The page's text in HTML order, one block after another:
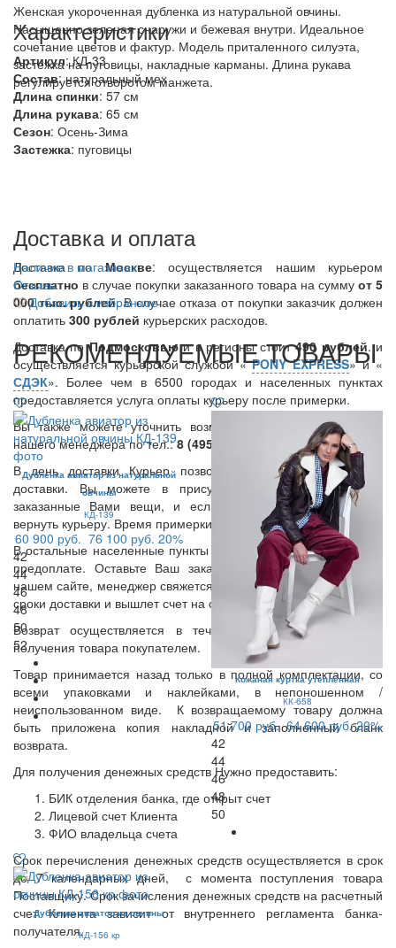
Женская укороченная дубленка из натуральной овчины.
Насыщенно зеленая снаружи и бежевая внутри. Идеальное
сочетание цветов и фактур. Модель приталенного силуэта,
застежка на пуговицы, накладные карманы. Длина рукава
регулируется отворотом манжета.
Характеристики
Артикул: КД-33
Состав:натуральный мех
Длина спинки: 57 см
Длина рукава: 65 см
Сезон: Осень-Зима
Застежка: пуговицы
Доставка и оплата
Доставка поМоскве: осуществляется нашим курьером
бесплатно в случае покупки заказанного товара на сумму от 5
000 тыс. рублей. В случае отказа от покупки заказчик должен
оплатить 300 рублей курьерских расходов.
Доставка поПодмосковьюи в регионы стоит490 рублей. и
осуществляется курьерской службой «PONY EXPRESS» и «
СДЭК». Более чем в 6500 городах и населенных пунктах
предоставляется услуга оплаты курьеру после примерки.
Вы также можете уточнить возможность данной услуги у
нашего менеджера по тел.:8 (495) 409 67 27
В день доставки Курьер позвонит Вам и уточнит время
доставки. Вы можете в присутствии Курьера примерить
заказанные Вами вещи, и если что-то Вам не подошло,
вернуть курьеру. Время примерки -15 мин.
В остальные населенные пункты доставка осуществляется по
предоплате. Оставьте Ваш заказ и контактные данные на
нашем сайте, менеджер свяжется с Вами, уточнит стоимость и
сроки доставки и вышлет счет на оплату.
Возврат осуществляется в течении 14 дней с момента
получения товара покупателем.
Товар принимается назад только в полной комплектации, со
всеми упаковками и наклейками, в непоношенном /
неиспользованном виде. К возвращаемому товару должна
быть приложена копия накладной и заполненный бланк
возврата.
Для получения денежных средств Нужно предоставить:
БИК отделения банка, где открыт счет
Лицевой счет Клиента
ФИО владельца счета
Срок перечисления денежных средств осуществляется в срок
до 7 календарных дней, с момента поступления товара
Поставщику. Срок зачисления денежных средств на расчетный
счет Клиента зависит от внутреннего регламента банка-
получателя.
Наличие в магазинах
Отзывы
Добавить в избранное
РЕКОМЕНДУЕМЫЕ ТОВАРЫ
Дубленка авиатор из натуральной
овчины
КД-139
60 900 руб. 76 100 руб. 20%
42
44
46
48
50
52
Кожаная куртка утеплённая
КК-658
51 700 руб. 64 600 руб. 20%
42
44
46
48
50
Дубленка авиатор из овчины
КД-156 кр